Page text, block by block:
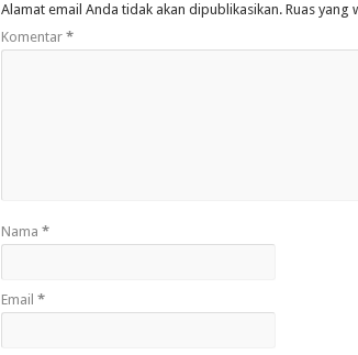
Alamat email Anda tidak akan dipublikasikan. Ruas yang
Komentar *
Nama *
Email *